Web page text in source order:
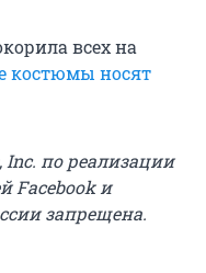
всех на
костюмы носят
Inc. по реализации
Facebook и
запрещена.